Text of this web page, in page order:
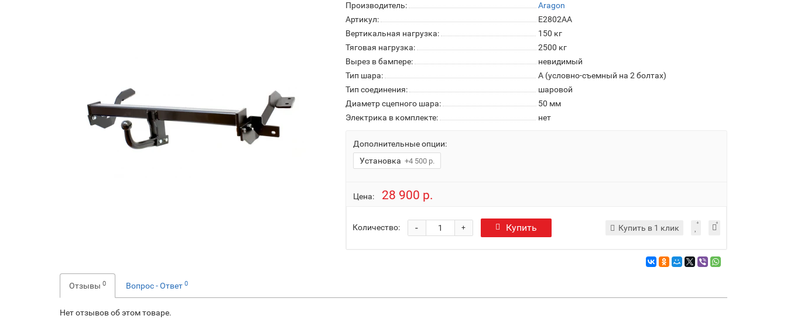
Производитель:
Aragon
Артикул:
E2802AA
Вертикальная нагрузка:
150 кг
Тяговая нагрузка:
2500 кг
Вырез в бампере:
невидимый
Тип шара:
A (условно-съемный на 2 болтах)
Тип соединения:
шаровой
Диаметр сцепного шара:
50 мм
Электрика в комплекте:
нет
Дополнительные опции:
Установка +4 500 р.
Цена: 28 900 р.
Количество: +
- Купить Купить в 1 клик
Отзывы 0 Вопрос - Ответ 0
Нет отзывов об этом товаре.